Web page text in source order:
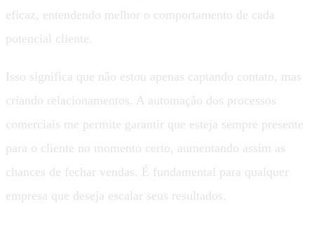
eficaz, entendendo melhor o comportamento de cada
potencial cliente.
Isso significa que não estou apenas captando contato, mas
criando relacionamentos. A automação dos processos
comerciais me permite garantir que esteja sempre presente
para o cliente no momento certo, aumentando assim as
chances de fechar vendas. É fundamental para qualquer
empresa que deseja escalar seus resultados.